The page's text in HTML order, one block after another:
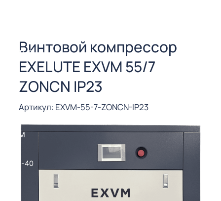
Винтовой компрессор
EXELUTE EXVM 55/7
ZONCN IP23
Артикул: EXVM-55-7-ZONCN-IP23
(3-40